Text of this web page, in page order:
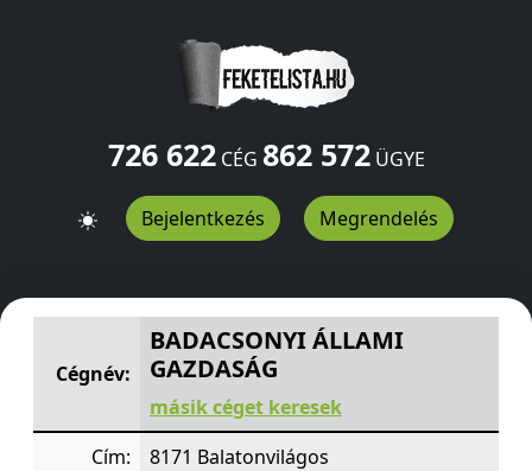
726 622CÉG 862 572ÜGYE
Bejelentkezés Megrendelés
BADACSONYI ÁLLAMI GAZDASÁG Balatonvilágos
Cégnév:
BADACSONYI ÁLLAMI
GAZDASÁG
másik céget keresek
Cím:
8171 Balatonvilágos